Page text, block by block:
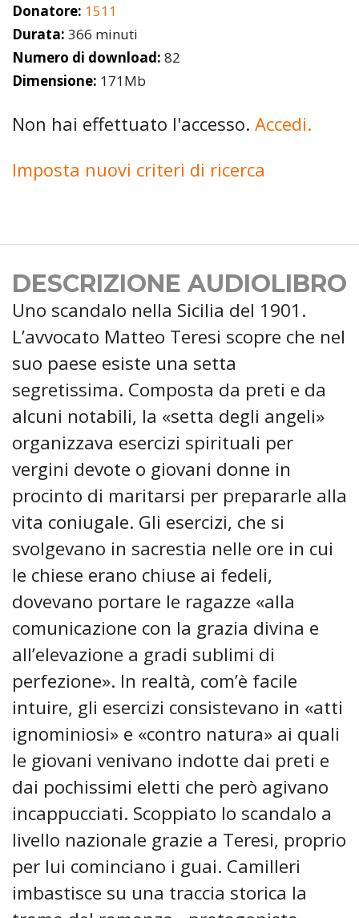
Donatore: 1511
Durata: 366 minuti
Numero di download: 82
Dimensione: 171Mb
Non hai effettuato l'accesso. Accedi.
Imposta nuovi criteri di ricerca
DESCRIZIONE AUDIOLIBRO
Uno scandalo nella Sicilia del 1901.
L’avvocato Matteo Teresi scopre che nel
suo paese esiste una setta
segretissima. Composta da preti e da
alcuni notabili, la «setta degli angeli»
organizzava esercizi spirituali per
vergini devote o giovani donne in
procinto di maritarsi per prepararle alla
vita coniugale. Gli esercizi, che si
svolgevano in sacrestia nelle ore in cui
le chiese erano chiuse ai fedeli,
dovevano portare le ragazze «alla
comunicazione con la grazia divina e
all’elevazione a gradi sublimi di
perfezione». In realtà, com’è facile
intuire, gli esercizi consistevano in «atti
ignominiosi» e «contro natura» ai quali
le giovani venivano indotte dai preti e
dai pochissimi eletti che però agivano
incappucciati. Scoppiato lo scandalo a
livello nazionale grazie a Teresi, proprio
per lui cominciano i guai. Camilleri
imbastisce su una traccia storica la